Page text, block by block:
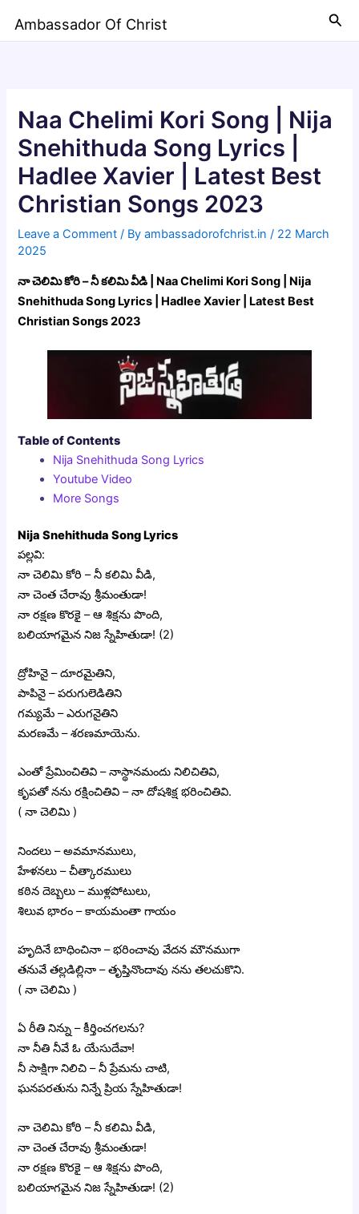
Ambassador Of Christ
Naa Chelimi Kori Song | Nija
Snehithuda Song Lyrics |
Hadlee Xavier | Latest Best
Christian Songs 2023
Leave a Comment / Byambassadorofchrist.in/ 22 March
2025
నా చెలిమి కోరి – నీ కలిమి వీడి | Naa Chelimi Kori Song | Nija
Snehithuda Song Lyrics | Hadlee Xavier | Latest Best
Christian Songs 2023
Table of Contents
Nija Snehithuda Song Lyrics
Youtube Video
More Songs
Nija Snehithuda Song Lyrics
పల్లవి:
నా చెలిమి కోరి – నీ కలిమి వీడి,
నా చెంత చేరావు శ్రీమంతుడా!
నా రక్షణ కొరకై – ఆ శిక్షను పొంది,
బలియాగమైన నిజ స్నేహితుడా! (2)
ద్రోహినై – దూరమైతిని,
పాపినై – పరుగులెడితిని
గమ్యమే – ఎరుగనైతిని
మరణమే – శరణమాయెను.
ఎంతో ప్రేమించితివి – నాస్థానమందు నిలిచితివి,
కృపతో నను రక్షించితివి – నా దోషశిక్ష భరించితివి.
( నా చెలిమి )
నిందలు – అవమానములు,
హేళనలు – చీత్కారములు
కఠిన దెబ్బలు – ముళ్లపోటులు,
శిలువ భారం – కాయమంతా గాయం
హృదినే బాధించినా – భరించావు వేదన మౌనముగా
తనువే తల్లడిల్లినా – తృప్తినొందావు నను తలచుకొని.
( నా చెలిమి )
ఏ రీతి నిన్ను – కీర్తించగలను?
నా నీతి నీవే ఓ యేసుదేవా!
నీ సాక్షిగా నిలిచి – నీ ప్రేమను చాటి,
ఘనపరతును నిన్నే ప్రియ స్నేహితుడా!
నా చెలిమి కోరి – నీ కలిమి వీడి,
నా చెంత చేరావు శ్రీమంతుడా!
నా రక్షణ కొరకై – ఆ శిక్షను పొంది,
బలియాగమైన నిజ స్నేహితుడా! (2)